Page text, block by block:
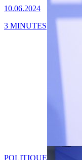
10.06.2024
3 MINUTES
POLITIQUE